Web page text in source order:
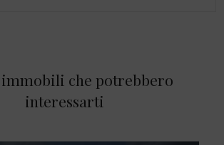
che potrebbero
interessarti